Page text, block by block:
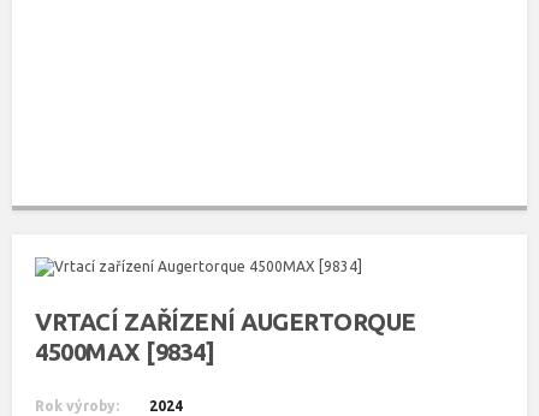
VRTACÍ ZAŘÍZENÍ AUGERTORQUE
4500MAX [9834]
Rok výroby: 2024